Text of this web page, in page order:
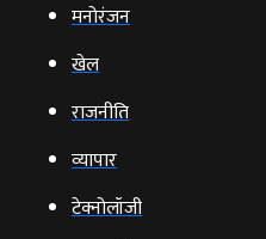
मनोरंजन
खेल
राजनीति
व्‍यापार
टेक्‍नोलॉजी